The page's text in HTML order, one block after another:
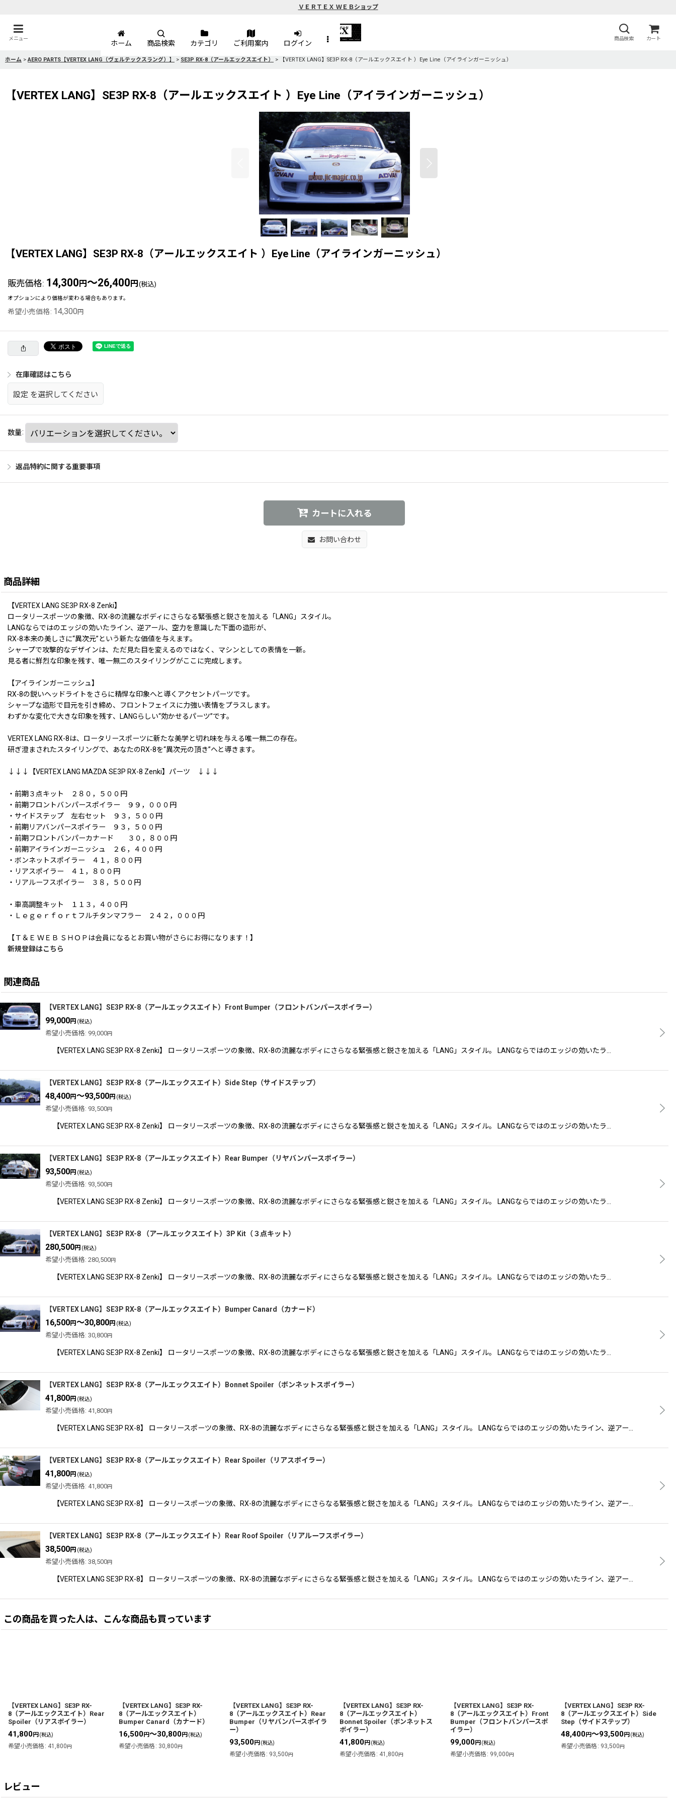
ＶＥＲＴＥＸ ＷＥＢショップ
メニュー 商品検索 カート
ホーム 商品検索 カテゴリ ご利用案内 ログイン
ホーム > AERO PARTS【VERTEX LANG（ヴェルテックスラング）】 > SE3P RX-8（アールエックスエイト） > 【VERTEX LANG】SE3P RX-8（アールエックスエイト ）Eye Line（アイラインガーニッシュ）
【VERTEX LANG】SE3P RX-8（アールエックスエイト ）Eye Line（アイラインガーニッシュ）
【VERTEX LANG】SE3P RX-8（アールエックスエイト ）Eye Line（アイラインガーニッシュ）
販売価格: 14,300 円 ～26,400 円 (税込)
オプションにより価格が変わる場合もあります。
希望小売価格: 14,300円
在庫確認はこちら
設定 を選択してください
数量:
返品特約に関する重要事項
カートに入れる
お問い合わせ
商品詳細
【VERTEX LANG SE3P RX-8 Zenki】
ロータリースポーツの象徴、RX-8の流麗なボディにさらなる緊張感と鋭さを加える「LANG」スタイル。
LANGならではのエッジの効いたライン、逆アール、空力を意識した下面の造形が、
RX-8本来の美しさに“異次元”という新たな価値を与えます。
シャープで攻撃的なデザインは、ただ見た目を変えるのではなく、マシンとしての表情を一新。
見る者に鮮烈な印象を残す、唯一無二のスタイリングがここに完成します。
【アイラインガーニッシュ】
RX-8の鋭いヘッドライトをさらに精悍な印象へと導くアクセントパーツです。
シャープな造形で目元を引き締め、フロントフェイスに力強い表情をプラスします。
わずかな変化で大きな印象を残す、LANGらしい“効かせるパーツ”です。
VERTEX LANG RX-8は、ロータリースポーツに新たな美学と切れ味を与える唯一無二の存在。
研ぎ澄まされたスタイリングで、あなたのRX-8を“異次元の頂き”へと導きます。
↓↓↓【VERTEX LANG MAZDA SE3P RX-8 Zenki】パーツ ↓↓↓
・前期３点キット ２８０，５００円
・前期フロントバンパースポイラー ９９，０００円
・サイドステップ 左右セット ９３，５００円
・前期リアバンパースポイラー ９３，５００円
・前期フロントバンパーカナード ３０，８００円
・前期アイラインガーニッシュ ２６，４００円
・ボンネットスポイラー ４１，８００円
・リアスポイラー ４１，８００円
・リアルーフスポイラー ３８，５００円
・車高調整キット １１３，４００円
・Ｌｅｇｅｒｆｏｒｔフルチタンマフラー ２４２，０００円
【Ｔ＆Ｅ ＷＥＢ ＳＨＯＰは会員になるとお買い物がさらにお得になります！】
新規登録はこちら
関連商品
【VERTEX LANG】SE3P RX-8（アールエックスエイト）Front Bumper（フロントバンパースポイラー）
99,000円 (税込)
希望小売価格: 99,000円
【VERTEX LANG SE3P RX-8 Zenki】 ロータリースポーツの象徴、RX-8の流麗なボディにさらなる緊張感と鋭さを加える「LANG」スタイル。 LANGならではのエッジの効いたラ…
【VERTEX LANG】SE3P RX-8（アールエックスエイト）Side Step（サイドステップ）
48,400円～93,500円 (税込)
希望小売価格: 93,500円
【VERTEX LANG SE3P RX-8 Zenki】 ロータリースポーツの象徴、RX-8の流麗なボディにさらなる緊張感と鋭さを加える「LANG」スタイル。 LANGならではのエッジの効いたラ…
【VERTEX LANG】SE3P RX-8（アールエックスエイト）Rear Bumper（リヤバンパースポイラー）
93,500円 (税込)
希望小売価格: 93,500円
【VERTEX LANG SE3P RX-8 Zenki】 ロータリースポーツの象徴、RX-8の流麗なボディにさらなる緊張感と鋭さを加える「LANG」スタイル。 LANGならではのエッジの効いたラ…
【VERTEX LANG】SE3P RX-8 （アールエックスエイト）3P Kit（３点キット）
280,500円 (税込)
希望小売価格: 280,500円
【VERTEX LANG SE3P RX-8 Zenki】 ロータリースポーツの象徴、RX-8の流麗なボディにさらなる緊張感と鋭さを加える「LANG」スタイル。 LANGならではのエッジの効いたラ…
【VERTEX LANG】SE3P RX-8（アールエックスエイト）Bumper Canard（カナード）
16,500円～30,800円 (税込)
希望小売価格: 30,800円
【VERTEX LANG SE3P RX-8 Zenki】 ロータリースポーツの象徴、RX-8の流麗なボディにさらなる緊張感と鋭さを加える「LANG」スタイル。 LANGならではのエッジの効いたラ…
【VERTEX LANG】SE3P RX-8（アールエックスエイト）Bonnet Spoiler（ボンネットスポイラー）
41,800円 (税込)
希望小売価格: 41,800円
【VERTEX LANG SE3P RX-8】 ロータリースポーツの象徴、RX-8の流麗なボディにさらなる緊張感と鋭さを加える「LANG」スタイル。 LANGならではのエッジの効いたライン、逆アー…
【VERTEX LANG】SE3P RX-8（アールエックスエイト）Rear Spoiler（リアスポイラー）
41,800円 (税込)
希望小売価格: 41,800円
【VERTEX LANG SE3P RX-8】 ロータリースポーツの象徴、RX-8の流麗なボディにさらなる緊張感と鋭さを加える「LANG」スタイル。 LANGならではのエッジの効いたライン、逆アー…
【VERTEX LANG】SE3P RX-8（アールエックスエイト）Rear Roof Spoiler（リアルーフスポイラー）
38,500円 (税込)
希望小売価格: 38,500円
【VERTEX LANG SE3P RX-8】 ロータリースポーツの象徴、RX-8の流麗なボディにさらなる緊張感と鋭さを加える「LANG」スタイル。 LANGならではのエッジの効いたライン、逆アー…
この商品を買った人は、こんな商品も買っています
【VERTEX LANG】SE3P RX-
8（アールエックスエイト）Rear
Spoiler（リアスポイラー）
41,800円(税込)
希望小売価格 : 41,800円
【VERTEX LANG】SE3P RX-
8（アールエックスエイト）
Bumper Canard（カナード）
16,500円～30,800円(税込)
希望小売価格 : 30,800円
【VERTEX LANG】SE3P RX-
8（アールエックスエイト）Rear
Bumper（リヤバンパースポイラ
ー）
93,500円 (税込)
希望小売価格 : 93,500円
【VERTEX LANG】SE3P RX-
8（アールエックスエイト）
Bonnet Spoiler（ボンネットス
ポイラー）
41,800円(税込)
希望小売価格 : 41,800円
【VERTEX LANG】SE3P RX-
8（アールエックスエイト）Front
Bumper（フロントバンパースポ
イラー）
99,000円(税込)
希望小売価格 : 99,000円
【VERTEX LANG】SE3P RX-
8（アールエックスエイト）Side
Step（サイドステップ）
48,400円～93,500円(税込)
希望小売価格 : 93,500円
レビュー